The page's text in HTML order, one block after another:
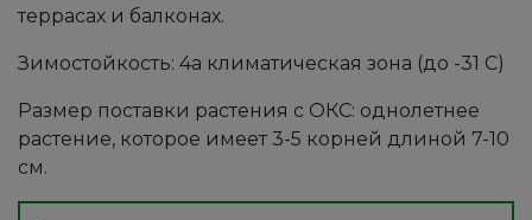
террасах и балконах.
Зимостойкость: 4а климатическая зона (до -31 С)
Размер поставки растения с ОКС: однолетнее
растение, которое имеет 3-5 корней длиной 7-10
см.